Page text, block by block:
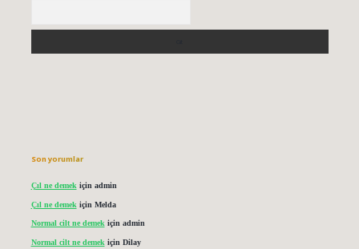
Son yorumlar
Çıl ne demek için admin
Çıl ne demek için Melda
Normal cilt ne demekiçin admin
Normal cilt ne demek için Dilay